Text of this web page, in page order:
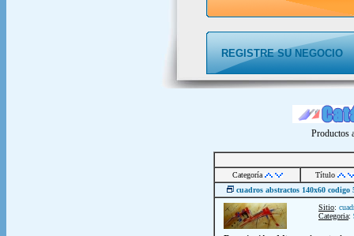
REGISTRE SU NEGOCIO
Productos
Categoría
Título
cuadros abstractos 140x60
Sitio:
Categoria: